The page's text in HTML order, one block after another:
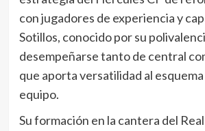
con jugadores de experiencia y
Sotillos, conocido por su
desempeñarse tanto de central
que aporta versatilidad al
equipo.
Su formación en la cantera del